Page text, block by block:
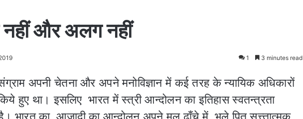
और अलग नहीं
1 3 minutes read
अपनी चेतना और अपने मनोविज्ञान में कई तरह के न्यायिक अधिकारों
हुए था। इसलिए भारत में स्त्री आन्दोलन का इतिहास स्वतन्त्रता